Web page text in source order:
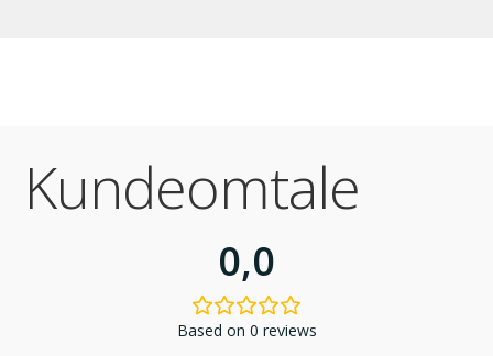
Kundeomtale
0,0
Based on 0 reviews